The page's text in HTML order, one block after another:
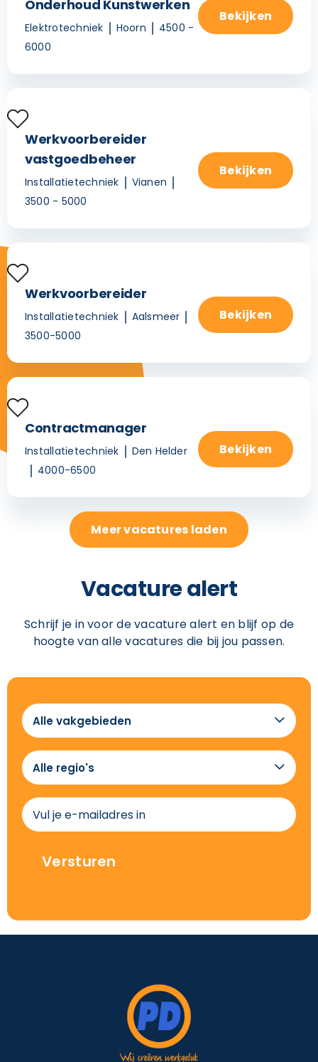
Onderhoud Kunstwerken
Elektrotechniek Hoorn
4500 -
6000
Bekijken
Werkvoorbereider
vastgoedbeheer
Installatietechniek
Vianen
3500 - 5000
Bekijken
Werkvoorbereider
Installatietechniek
Aalsmeer
3500-5000
Bekijken
Contractmanager
Installatietechniek
Den Helder
4000-6500
Bekijken
Meer vacatures laden
Vacature alert
Schrijf je in voor de vacature alert en blijf op de
hoogte van alle vacatures die bij jou passen.
Alle
vakgebieden

Alle
regio's
(Vereist)

E-
mailadres
Versturen